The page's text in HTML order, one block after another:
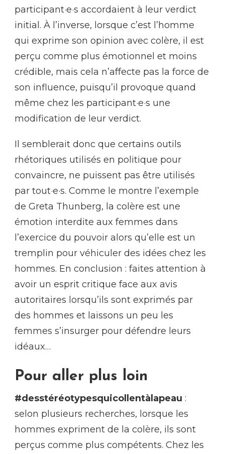
participant·e·s accordaient à leur verdict
initial. À l’inverse, lorsque c’est l’homme
qui exprime son opinion avec colère, il est
perçu comme plus émotionnel et moins
crédible, mais cela n’affecte pas la force de
son influence, puisqu’il provoque quand
même chez les participant·e·s une
modification de leur verdict.
Il semblerait donc que certains outils
rhétoriques utilisés en politique pour
convaincre, ne puissent pas être utilisés
par tout·e·s. Comme le montre l’exemple
de Greta Thunberg, la colère est une
émotion interdite aux femmes dans
l’exercice du pouvoir alors qu’elle est un
tremplin pour véhiculer des idées chez les
hommes. En conclusion : faites attention à
avoir un esprit critique face aux avis
autoritaires lorsqu’ils sont exprimés par
des hommes et laissons un peu les
femmes s’insurger pour défendre leurs
idéaux…
Pour aller plus loin
#desstéréotypesquicollentàlapeau :
selon plusieurs recherches, lorsque les
hommes expriment de la colère, ils sont
perçus comme plus compétents. Chez les